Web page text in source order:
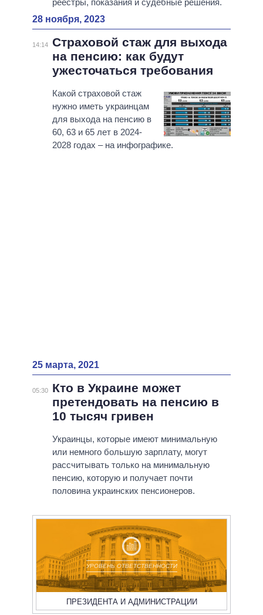
реестры, показания и судебные решения.
28 ноября, 2023
14:14 Страховой стаж для выхода
на пенсию: как будут
ужесточаться требования
Какой страховой стаж
нужно иметь украинцам
для выхода на пенсию в
60, 63 и 65 лет в 2024-
2028 годах – на инфографике.
25 марта, 2021
05:30
Кто в Украине может
претендовать на пенсию в
10 тысяч гривен
Украинцы, которые имеют минимальную
или немного большую зарплату, могут
рассчитывать только на минимальную
пенсию, которую и получает почти
половина украинских пенсионеров.
УРОВЕНЬ ОТВЕТСТВЕННОСТИ
ПРЕЗИДЕНТА И АДМИНИСТРАЦИИ